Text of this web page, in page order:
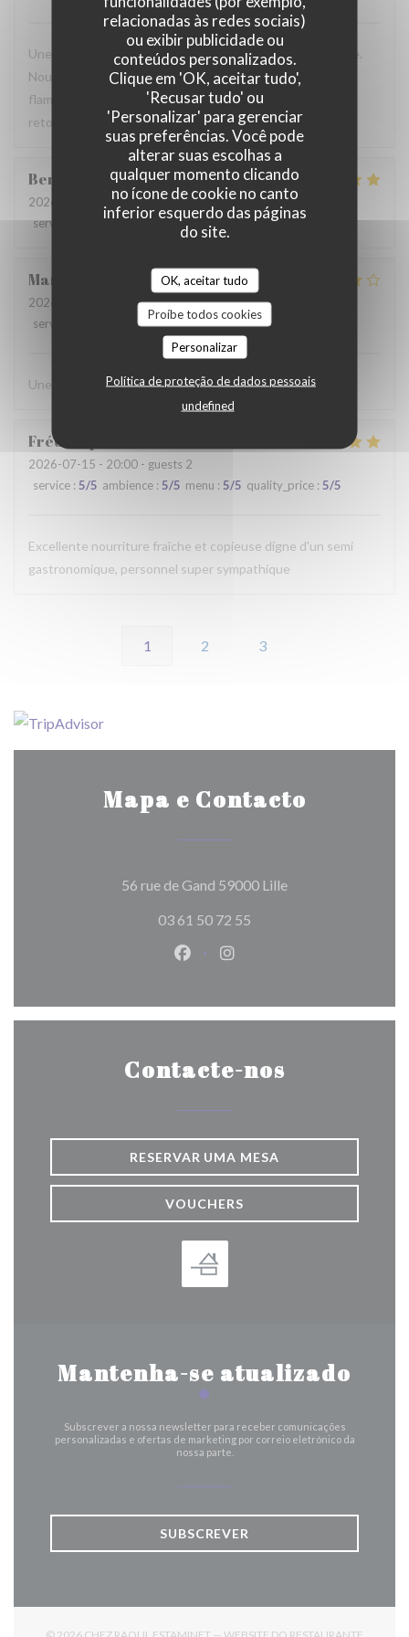
relacionadas às redes sociais)
ou exibir publicidade ou
conteúdos personalizados.
Clique em 'OK, aceitar tudo',
'Recusar tudo' ou
'Personalizar' para gerenciar
suas preferências. Você pode
alterar suas escolhas a
qualquer momento clicando
no ícone de cookie no canto
inferior esquerdo das páginas
do site.
OK, aceitar tudo
Proíbe todos cookies
Personalizar
Política de proteção de dados pessoais
undefined
Une table sympathique avec son atmosphère authentique.
Nous avons apprécié notre déjeuner (moule, carbonade,
flamiche au maroilles, etc) et le service. Pourquoi pas y
retourner lors d'un prochaine passage à Lilles.
Benjamin M
2026-07-19
- 12:30 - guests 2
service
ambience 5/5 menu: 5/5 quality_price
Martine
2026-07-14
- 20:00 - guests 6
service
ambience:4/5 menu:4/5 quality_price
Une chouette découverte!
Frédérique
2026-07-15 - 20:00 - guests 2
service : 5/5 ambience : 5/5 menu : 5/5 quality_price : 5/5
Excellente nourriture fraîche et copieuse digne d'un semi
gastronomique, personnel super sympathique
1 2 3
Mapa e Contacto
56 rue de Gand 59000 Lille((abre numa nova
03 61 50 72 55
Facebook ((abre numa nova
Instagram ((abre numa
Contacte-nos
RESERVAR UMA MESA
VOUCHERS
Mantenha-se atualizado
*
Subscrever a nossa newsletter para receber comunicações
personalizadas e ofertas de marketing por correio eletrónico da
nossa parte.
SUBSCREVER